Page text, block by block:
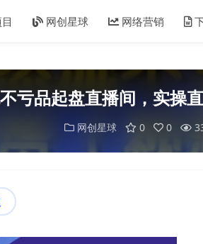
网创星球 网络营销
亏品起盘直播间，实操
网创星球 0 0